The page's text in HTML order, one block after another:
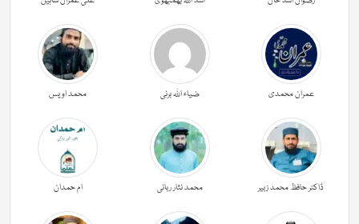
عمران محمدی ضیاء اللہ برنی محمد اویس
ڈاکٹر حافظ محمد زبیر محمد نثار ربانی ام حمدان